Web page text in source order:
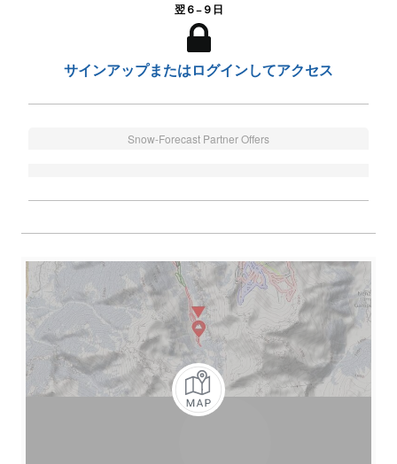
翌６−９日
サインアップまたはログインしてアクセス
Snow-Forecast Partner Offers